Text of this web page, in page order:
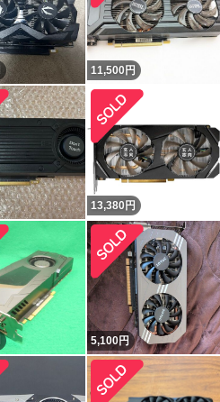
11,500 円
13,380 円
5,100円